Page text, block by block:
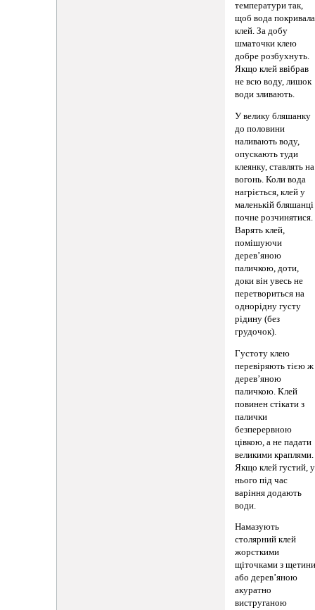
температури так,
щоб вода покривала
клей. За добу
шматочки клею
добре розбухнуть.
Якщо клей ввібрав
не всю воду, лишок
води зливають.
У велику бляшанку
до половини
наливають воду,
опускають туди
клеянку, ставлять на
вогонь. Коли вода
нагріється, клей у
маленькій бляшанці
почне розчинятися.
Варять клей,
помішуючи
дерев’яною
паличкою, доти,
доки він увесь не
перетвориться на
однорідну густу
рідину (без
грудочок).
Густоту клею
перевіряють тією ж
дерев’яною
паличкою. Клей
повинен стікати з
палички
безперервною
цівкою, а не падати
великими краплями.
Якщо клей густий, у
нього під час
варіння додають
води.
Намазують
столярний клей
жорсткими
щіточками з
або дерев’яною
акуратно
виструганою